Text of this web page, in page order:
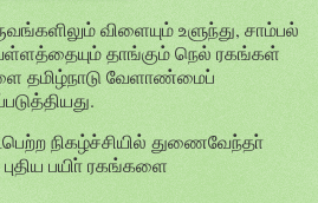
விளையும் உளுந்து, சாம்பல்
தாங்கும் நெல் ரகங்கள்
தமிழ்நாடு வேளாண்மைப்
நிகழ்ச்சியில் துணைவேந்தா்
பயிா் ரகங்களை